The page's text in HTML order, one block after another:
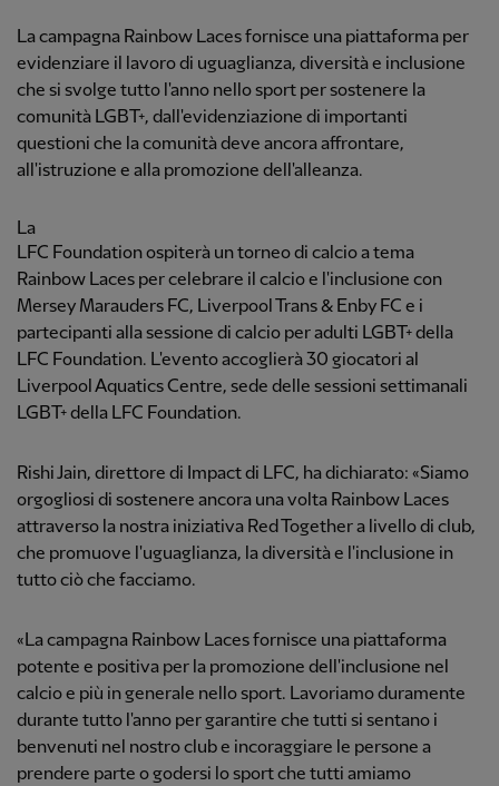
La campagna Rainbow Laces fornisce una piattaforma per
evidenziare il lavoro di uguaglianza, diversità e inclusione
che si svolge tutto l'anno nello sport per sostenere la
comunità LGBT+, dall'evidenziazione di importanti
questioni che la comunità deve ancora affrontare,
all'istruzione e alla promozione dell'alleanza.
La
LFC Foundation ospiterà un torneo di calcio a tema
Rainbow Laces per celebrare il calcio e l'inclusione con
Mersey Marauders FC, Liverpool Trans & Enby FC e i
partecipanti alla sessione di calcio per adulti LGBT+ della
LFC Foundation. L'evento accoglierà 30 giocatori al
Liverpool Aquatics Centre, sede delle sessioni settimanali
LGBT+ della LFC Foundation.
Rishi Jain, direttore di Impact di LFC, ha dichiarato: «Siamo
orgogliosi di sostenere ancora una volta Rainbow Laces
attraverso la nostra iniziativa Red Together a livello di club,
che promuove l'uguaglianza, la diversità e l'inclusione in
tutto ciò che facciamo.
«La campagna Rainbow Laces fornisce una piattaforma
potente e positiva per la promozione dell'inclusione nel
calcio e più in generale nello sport. Lavoriamo duramente
durante tutto l'anno per garantire che tutti si sentano i
benvenuti nel nostro club e incoraggiare le persone a
prendere parte o godersi lo sport che tutti amiamo